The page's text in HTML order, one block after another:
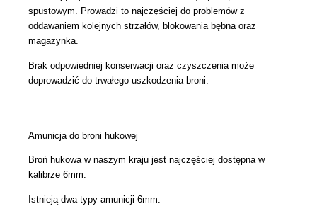
spustowym. Prowadzi to najczęściej do problemów z
oddawaniem kolejnych strzałów, blokowania bębna oraz
magazynka.
Brak odpowiedniej konserwacji oraz czyszczenia może
doprowadzić do trwałego uszkodzenia broni.
Amunicja do broni hukowej
Broń hukowa w naszym kraju jest najczęściej dostępna w
kalibrze 6mm.
Istnieją dwa typy amunicji 6mm.